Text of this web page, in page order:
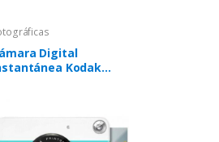
Digital
Kodak